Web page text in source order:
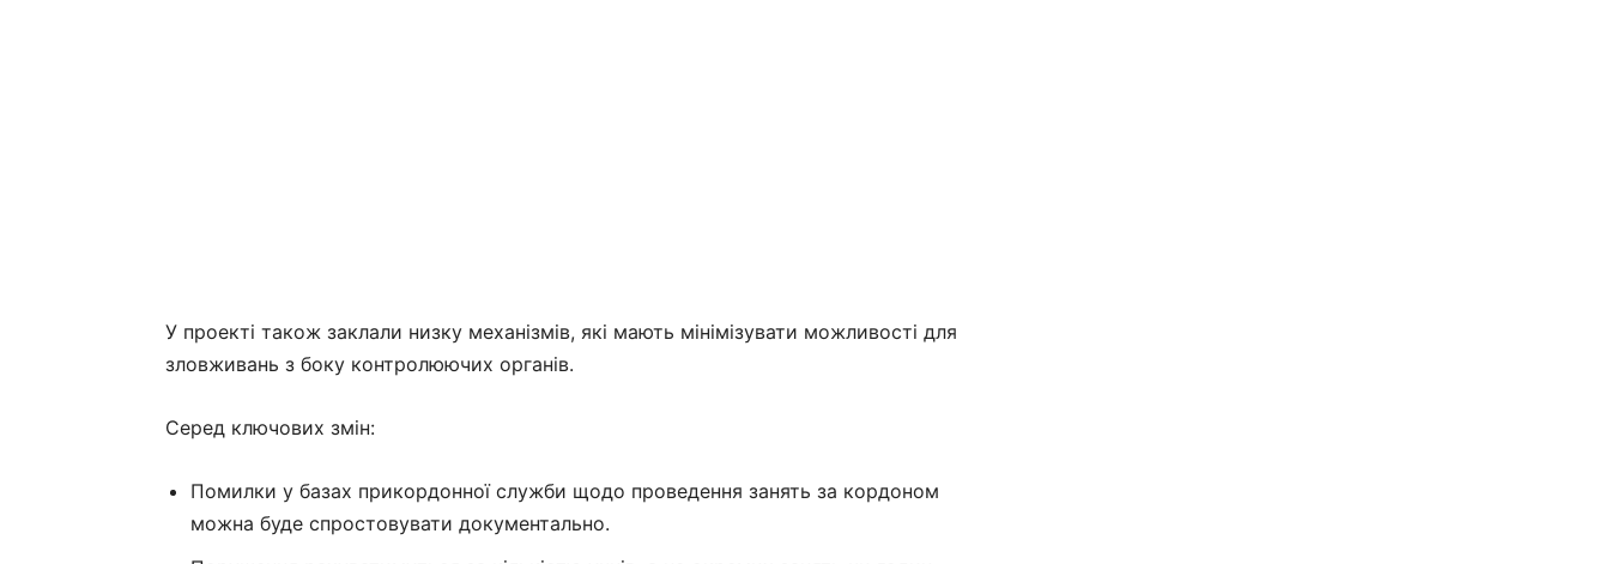
У проекті також заклали низку механізмів, які мають мінімізувати можливості для
зловживань з боку контролюючих органів.
Серед ключових змін:
Помилки у базах прикордонної служби щодо проведення занять за кордоном
можна буде спростовувати документально.